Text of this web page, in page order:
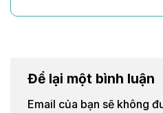
Để lại một bình luận
Email của bạn sẽ không